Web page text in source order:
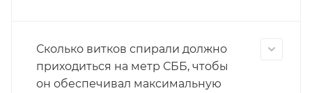
Сколько витков спирали должно
приходиться на метр СББ, чтобы
он обеспечивал максимальную